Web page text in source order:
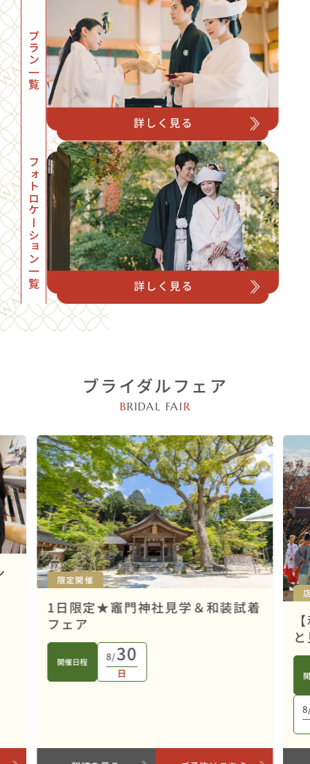
プラン一覧
フォトロケーション一覧
ブライダルフェア
BRIDAL FAI R
限定開催
1日限定★竈門神社見学＆和装試着
フェア
開催日程 8/30
日